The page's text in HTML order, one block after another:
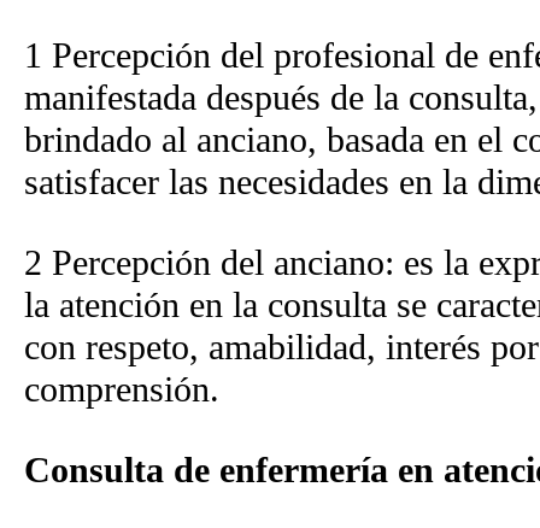
1 Percepción del profesional de
manifestada después de la
brindado al anciano, basada en el
satisfacer las necesidades en la
2 Percepción del anciano: es la
la atención en la consulta se
con respeto, amabilidad, interés
comprensión.
Consulta de enfermería en